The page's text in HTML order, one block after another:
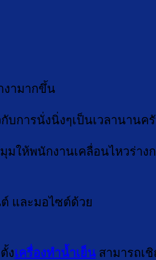
งามากขึ้น
บการนั่งนิ่งๆเป็นเวลานานค
ให้พนักงานเคลื่อนไหวร่าง
และมอไซต์ด้วย
งเครื่องทำน้ำเย็น สามารถเ